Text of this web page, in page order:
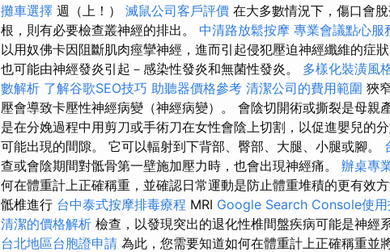
攤車選擇 週（上！） 滅鼠公司客戶評價 在大多數情況下，傷口會
根，則有必要檢查叢神經的排出。 中清路放鬆按摩 專業會議點心服
以用奴佛卡因阻斷肌肉痙攣神經，進而引起侵犯壓迫神經纖維的症狀
也可能由神經發炎引起－感染性發炎和無菌性發炎。 多樣化裝潢風
數解析 了解谷歌SEO技巧 助聽器價格參考 清潔公司的費用範圍 狹
壓會導致卡壓性神經病變（神經病變）。 會陰切開術或撕裂是母親
是在分娩過程中用剪刀或手術刀在女性會陰上切割，以促進嬰兒的
可能出現的間隙。 它可以輻射到下背部、臀部、大腿、小腿或腳。
查或會陰期間對骶骨第一壁施加壓力時，也會出現神經痛。 辦桌專
何在體重計上正確稱重，並確認日常運動是防止體重堆積的更有效方
骶椎進行 台中泰式按摩排毒療程 MRI Google Search Console使用
清潔的價格解析 檢查，以發現突出的退化性椎間盤疾病可能是神經
台北地區台胞證申請 為此，您需要知道如何在體重計上正確稱重並